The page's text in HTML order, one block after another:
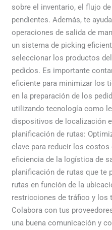
sobre el inventario, el flujo
pendientes. Además, te
operaciones de salida de
un sistema de picking
seleccionar los productos
pedidos. Es importante
eficiente para minimizar los
en la preparación de los
utilizando tecnología como
dispositivos de localización
planificación de rutas:
clave para reducir los
eficiencia de la logística de
planificación de rutas que te
rutas en función de la
restricciones de tráfico y los
Colabora con tus
una buena comunicación y